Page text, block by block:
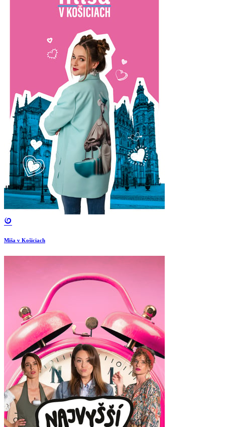
Miša v Košiciach